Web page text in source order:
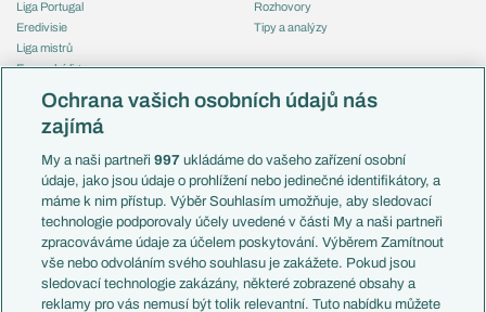
Liga Portugal
Eredivisie
Liga mistrů
Evropská liga
Mistrovství světa
Liga národů
Témata
Představení týmů MS
EuroSkauting
PL v kostce
Evropské koeficienty
Přestupy
Přestupové spekulace
Rozhovory
Tipy a analýzy
Česko
Francie
Itálie
Německo
Španělsko
Argentina
Brazílie
Přestupy
Ochrana vašich osobních údajů nás
zajímá
My a naši partneři997 ukládáme do vašeho zařízení osobní
údaje, jako jsou údaje o prohlížení nebo jedinečné identifikátory, a
máme k nim přístup. Výběr Souhlasím umožňuje, aby sledovací
technologie podporovaly účely uvedené v části My a naši partneři
zpracováváme údaje za účelem poskytování. Výběrem Zamítnout
vše nebo odvoláním svého souhlasu je zakážete. Pokud jsou
sledovací technologie zakázány, některé zobrazené obsahy a
reklamy pro vás nemusí být tolik relevantní. Tuto nabídku můžete